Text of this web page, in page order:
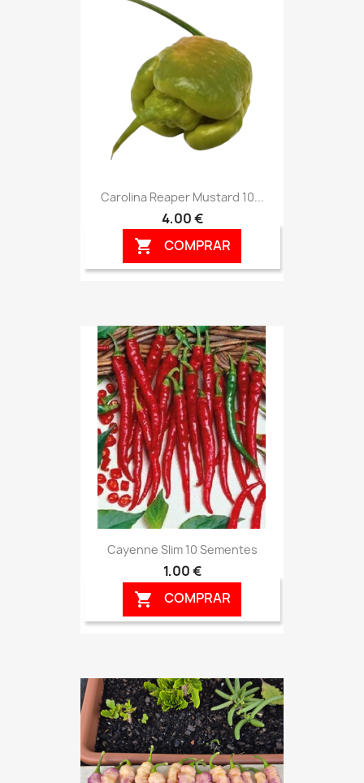
Carolina Reaper Mustard 10...
4,00 €
 COMPRAR
Cayenne Slim 10 Sementes
1,00 €
 COMPRAR